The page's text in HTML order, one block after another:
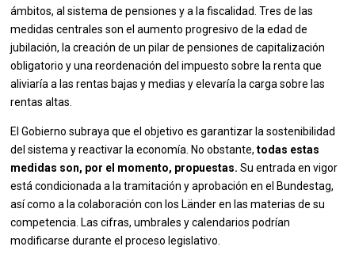
ámbitos, al sistema de pensiones y a la fiscalidad. Tres de las
medidas centrales son el aumento progresivo de la edad de
jubilación, la creación de un pilar de pensiones de capitalización
obligatorio y una reordenación del impuesto sobre la renta que
aliviaría a las rentas bajas y medias y elevaría la carga sobre las
rentas altas.
El Gobierno subraya que el objetivo es garantizar la sostenibilidad
del sistema y reactivar la economía. No obstante,todas estas
medidas son, por el momento, propuestas. Su entrada en vigor
está condicionada a la tramitación y aprobación en el Bundestag,
así como a la colaboración con los Länder en las materias de su
competencia. Las cifras, umbrales y calendarios podrían
modificarse durante el proceso legislativo.